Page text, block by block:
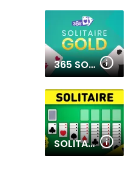
365 SOLITAIRE GOLD 12 IN 1
SOLITAIRE COLLECTION